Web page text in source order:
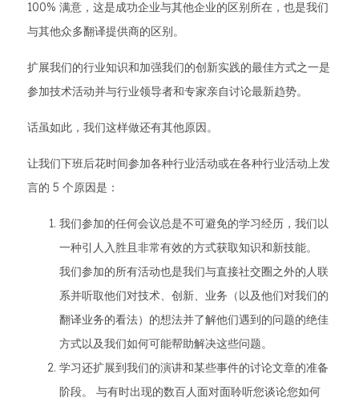
100% 满意，这是成功企业与其他企业的区别所在，也是我们
与其他众多翻译提供商的区别。
扩展我们的行业知识和加强我们的创新实践的最佳方式之一是
参加技术活动并与行业领导者和专家亲自讨论最新趋势。
话虽如此，我们这样做还有其他原因。
让我们下班后花时间参加各种行业活动或在各种行业活动上发
言的 5 个原因是：
我们参加的任何会议总是不可避免的学习经历，我们以
一种引人入胜且非常有效的方式获取知识和新技能。
我们参加的所有活动也是我们与直接社交圈之外的人联
系并听取他们对技术、创新、业务（以及他们对我们的
翻译业务的看法）的想法并了解他们遇到的问题的绝佳
方式以及我们如何可能帮助解决这些问题。
学习还扩展到我们的演讲和某些事件的讨论文章的准备
阶段。 与有时出现的数百人面对面聆听您谈论您如何